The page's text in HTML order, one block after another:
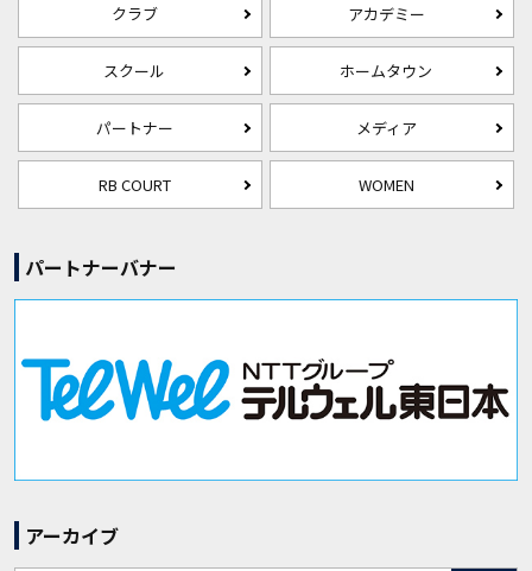
クラブ アカデミー
スクール ホームタウン
パートナー メディア
RB COURT WOMEN
パートナーバナー
アーカイブ